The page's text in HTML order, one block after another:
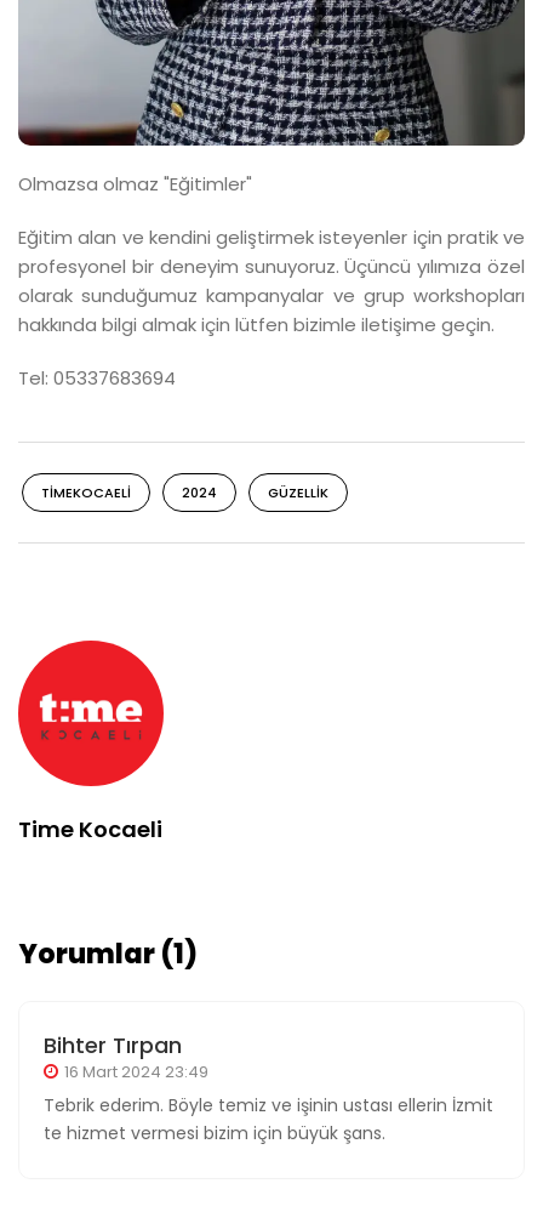
Olmazsa olmaz "Eğitimler"
Eğitim alan ve kendini geliştirmek isteyenler için pratik ve
profesyonel bir deneyim sunuyoruz. Üçüncü yılımıza özel
olarak sunduğumuz kampanyalar ve grup workshopları
hakkında bilgi almak için lütfen bizimle iletişime geçin.
Tel: 05337683694
TIMEKOCAELI 2024 GÜZELLIK
Time Kocaeli
Yorumlar (1)
Bihter Tırpan
16 Mart 2024 23:49
Tebrik ederim. Böyle temiz ve işinin ustası ellerin İzmit
te hizmet vermesi bizim için büyük şans.